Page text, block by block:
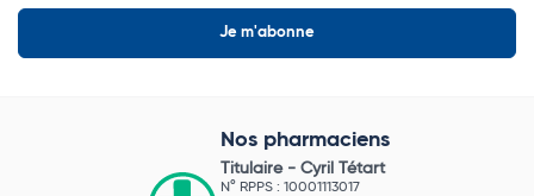
Nos pharmaciens
Titulaire - Cyril Tétart
N° RPPS : 10001113017